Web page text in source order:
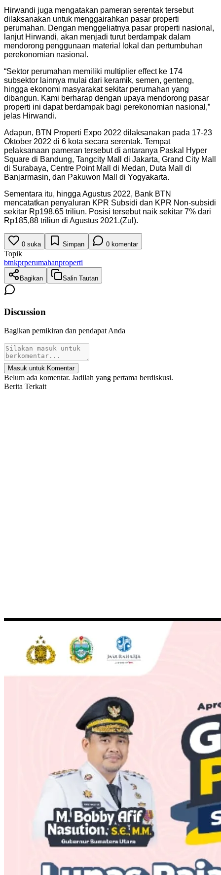
Hirwandi juga mengatakan pameran serentak tersebut
dilaksanakan untuk menggairahkan pasar properti
perumahan. Dengan menggeliatnya pasar properti nasional,
lanjut Hirwandi, akan menjadi turut berdampak dalam
mendorong penggunaan material lokal dan pertumbuhan
perekonomian nasional.
“Sektor perumahan memiliki multiplier effect ke 174
subsektor lainnya mulai dari keramik, semen, genteng,
hingga ekonomi masyarakat sekitar perumahan yang
dibangun. Kami berharap dengan upaya mendorong pasar
properti ini dapat berdampak bagi perekonomian nasional,”
jelas Hirwandi.
Adapun, BTN Properti Expo 2022 dilaksanakan pada 17-23
Oktober 2022 di 6 kota secara serentak. Tempat
pelaksanaan pameran tersebut di antaranya Paskal Hyper
Square di Bandung, Tangcity Mall di Jakarta, Grand City Mall
di Surabaya, Centre Point Mall di Medan, Duta Mall di
Banjarmasin, dan Pakuwon Mall di Yogyakarta.
Sementara itu, hingga Agustus 2022, Bank BTN
mencatatkan penyaluran KPR Subsidi dan KPR Non-subsidi
sekitar Rp198,65 triliun. Posisi tersebut naik sekitar 7% dari
Rp185,88 triliun di Agustus 2021.(Zul).
0 suka Simpan 0 komentar
Topik
btnkprperumahanproperti
Bagikan Salin Tautan
Discussion
Bagikan pemikiran dan pendapat Anda
Masuk untuk Komentar
Belum ada komentar. Jadilah yang pertama berdiskusi.
Berita Terkait